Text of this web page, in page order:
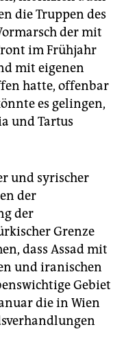
die Truppen des
der mit
im Frühjahr
mit eigenen
hatte, offenbar
es gelingen,
und Tartus
und syrischer
der
der
Grenze
dass Assad mit
und iranischen
Gebiet
die in Wien